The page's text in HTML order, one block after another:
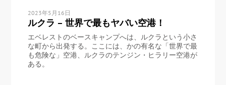
2023年5月16日
ルクラ – 世界で最もヤバい空港！
エベレストのベースキャンプへは、ルクラという小さ
な町から出発する。ここには、かの有名な「世界で最
も危険な」空港、ルクラのテンジン・ヒラリー空港が
ある。